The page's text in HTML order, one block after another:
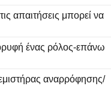
απαιτήσεις μπορεί να
ένας ρόλος-επάνω
αναρρόφησης/